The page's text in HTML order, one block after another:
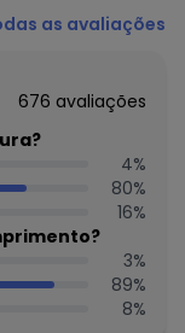
elástico na
em
as avaliações
676 avaliações
4%
80%
16%
3%
89%
8%